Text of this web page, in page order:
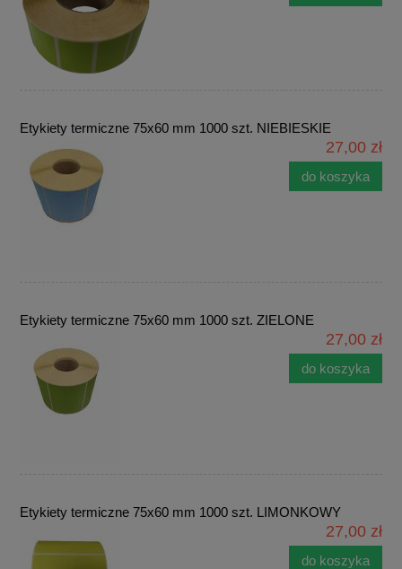
Etykiety termiczne 75x60 mm 1000 szt. NIEBIESKIE
27,00 zł
do koszyka
Etykiety termiczne 75x60 mm 1000 szt. ZIELONE
27,00 zł
do koszyka
Etykiety termiczne 75x60 mm 1000 szt. LIMONKOWY
27,00 zł
do koszyka